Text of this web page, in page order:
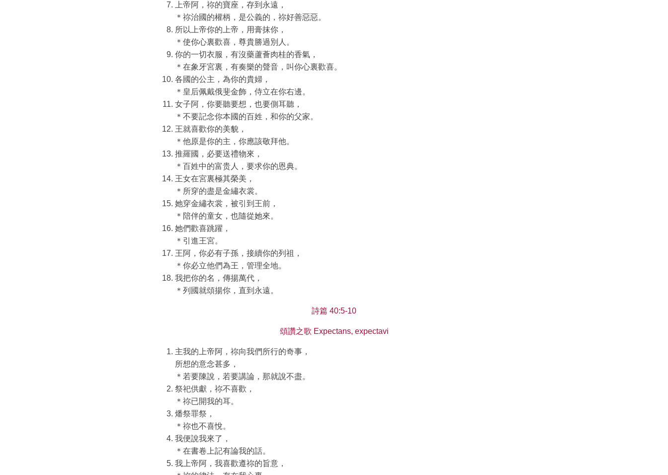
上帝阿，祢的寶座，存到永遠，
＊祢治國的權柄，是公義的，祢好善惡惡。
所以上帝你的上帝，用膏抹你，
＊使你心裏歡喜，尊貴勝過別人。
你的一切衣服，有沒藥蘆薈肉桂的香氣，
＊在象牙宮裏，有奏樂的聲音，叫你心裏歡喜。
各國的公主，為你的貴婦，
＊皇后佩戴俄斐金飾，侍立在你右邊。
女子阿，你要聽要想，也要側耳聽，
＊不要記念你本國的百姓，和你的父家。
王就喜歡你的美貌，
＊他原是你的主，你應該敬拜他。
推羅國，必要送禮物來，
＊百姓中的富贵人，要求你的恩典。
王女在宮裏極其榮美，
＊所穿的盡是金繡衣裳。
她穿金繡衣裳，被引到王前，
＊陪伴的童女，也隨從她來。
她們歡喜跳躍，
＊引進王宮。
王阿，你必有子孫，接續你的列祖，
＊你必立他們為王，管理全地。
我把你的名，傳揚萬代，
＊列國就頌揚你，直到永遠。
詩篇 40:5-10
頌讚之歌 Expectans, expectavi
主我的上帝阿，祢向我們所行的奇事，
所想的意念甚多，
＊若要陳說，若要講論，那就說不盡。
祭祀供獻，祢不喜歡，
＊祢已開我的耳。
燔祭罪祭，
＊祢也不喜悅。
我便說我來了，
＊在書卷上記有論我的話。
我上帝阿，我喜歡遵祢的旨意，